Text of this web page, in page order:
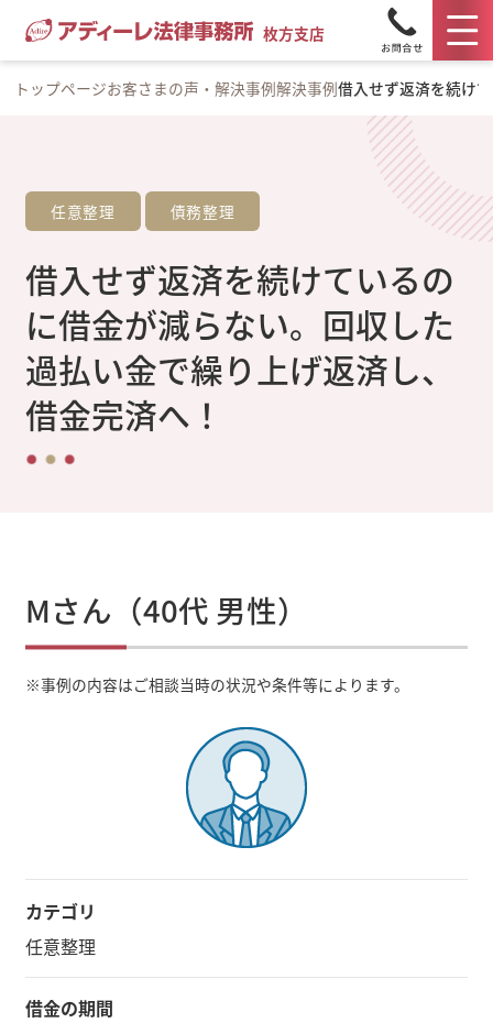
枚方支店
トップページお客さまの声・解決事例解決事例借入せず返済を続け
任意整理 債務整理
借入せず返済を続けているの
に借金が減らない。回収した
過払い金で繰り上げ返済し、
借金完済へ！
Mさん（40代 男性）
※事例の内容はご相談当時の状況や条件等によります。
カテゴリ
任意整理
借金の期間